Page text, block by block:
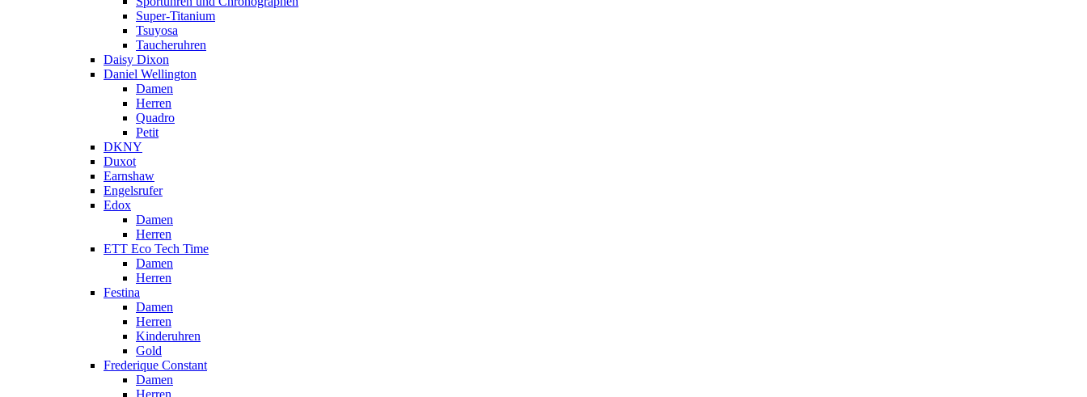
Super-Titanium
Tsuyosa
Taucheruhren
Daisy Dixon
Daniel Wellington
Damen
Herren
Quadro
Petit
DKNY
Duxot
Earnshaw
Engelsrufer
Edox
Damen
Herren
ETT Eco Tech Time
Damen
Herren
Festina
Damen
Herren
Kinderuhren
Gold
Frederique Constant
Damen
Herren